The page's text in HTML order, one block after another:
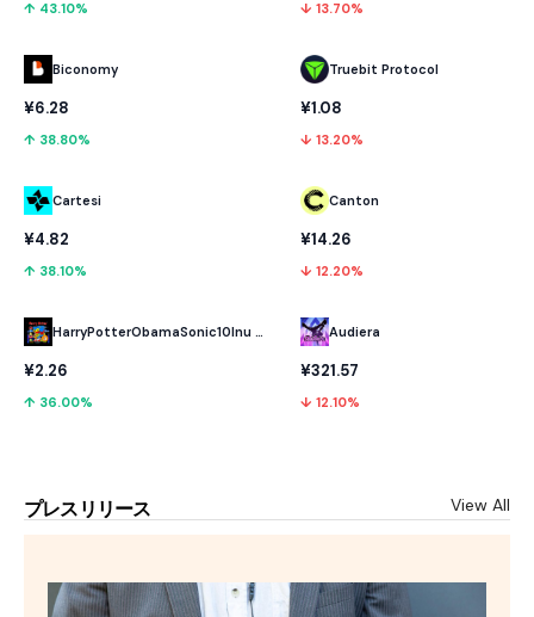
↑ 43.10%
Biconomy
¥6.28
↑ 38.80%
Cartesi
¥4.82
↑ 38.10%
HarryPotterObamaSonic10Inu (ETH)
¥2.26
↑ 36.00%
↓ 13.70%
Truebit Protocol
¥1.08
↓ 13.20%
Canton
¥14.26
↓ 12.20%
Audiera
¥321.57
↓ 12.10%
プレスリリース View All